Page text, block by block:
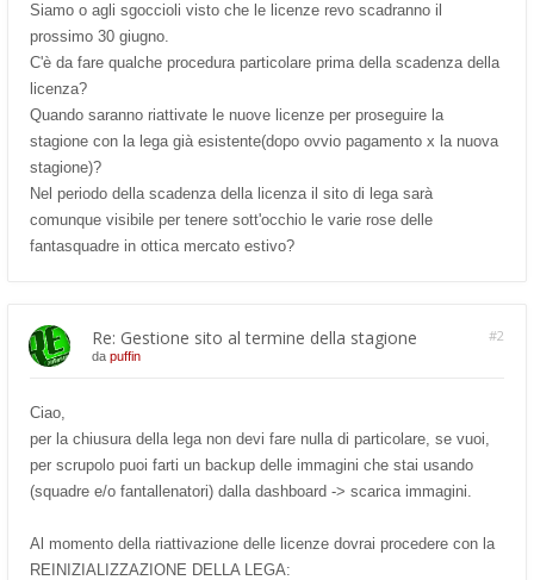
Siamo o agli sgoccioli visto che le licenze revo scadranno il
prossimo 30 giugno.
C'è da fare qualche procedura particolare prima della scadenza della
licenza?
Quando saranno riattivate le nuove licenze per proseguire la
stagione con la lega già esistente(dopo ovvio pagamento x la nuova
stagione)?
Nel periodo della scadenza della licenza il sito di lega sarà
comunque visibile per tenere sott'occhio le varie rose delle
fantasquadre in ottica mercato estivo?
Re: Gestione sito al termine della stagione #2
da puffin
Ciao,
per la chiusura della lega non devi fare nulla di particolare, se vuoi,
per scrupolo puoi farti un backup delle immagini che stai usando
(squadre e/o fantallenatori) dalla dashboard -> scarica immagini.
Al momento della riattivazione delle licenze dovrai procedere con la
REINIZIALIZZAZIONE DELLA LEGA: